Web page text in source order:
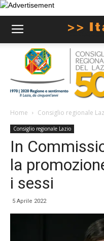
Home Consiglio regionale
Consiglio regionale Lazio
In
la
i sessi
5 Aprile 2022